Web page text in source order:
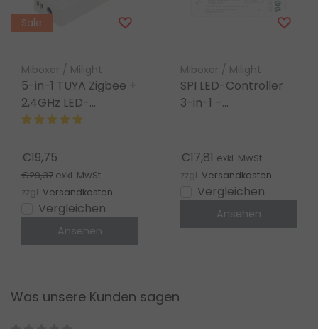
Sale
Miboxer / Milight
5-in-1 TUYA Zigbee +
2,4GHz LED-
Controller für Single
White/RGB/RGBW/RGBWW/RGBCCT
LED-Streifen 12-24V
– SZ5
€19,75
€29,37 exkl. MwSt.
zzgl. Versandkosten
Vergleichen
Ansehen
Miboxer / Milight
SPI LED-Controller
3-in-1 –
5V/12V/24V –
Miboxer SPIR3
€17,81 exkl. MwSt.
zzgl. Versandkosten
Vergleichen
Ansehen
Was unsere Kunden sagen